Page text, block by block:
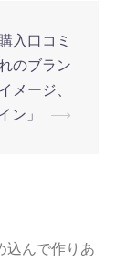
入口コミ
のブラン
メージ、
ン」
⟶
込んで作りあ